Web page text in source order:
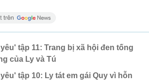
tập 11: Trang bị xã hội đen tống
của Ly và Tú
tập 10: Ly tát em gái Quy vì hỗn